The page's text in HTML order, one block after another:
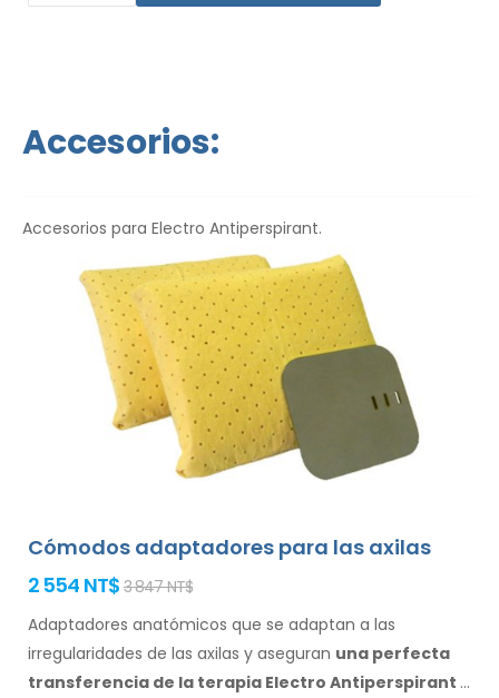
Accesorios:
Accesorios para Electro Antiperspirant.
Cómodos adaptadores para las axilas
2 554 NT$ 3 847 NT$
Adaptadores anatómicos que se adaptan a las
irregularidades de las axilas y aseguran una perfecta
transferencia de la terapia Electro Antiperspirant a